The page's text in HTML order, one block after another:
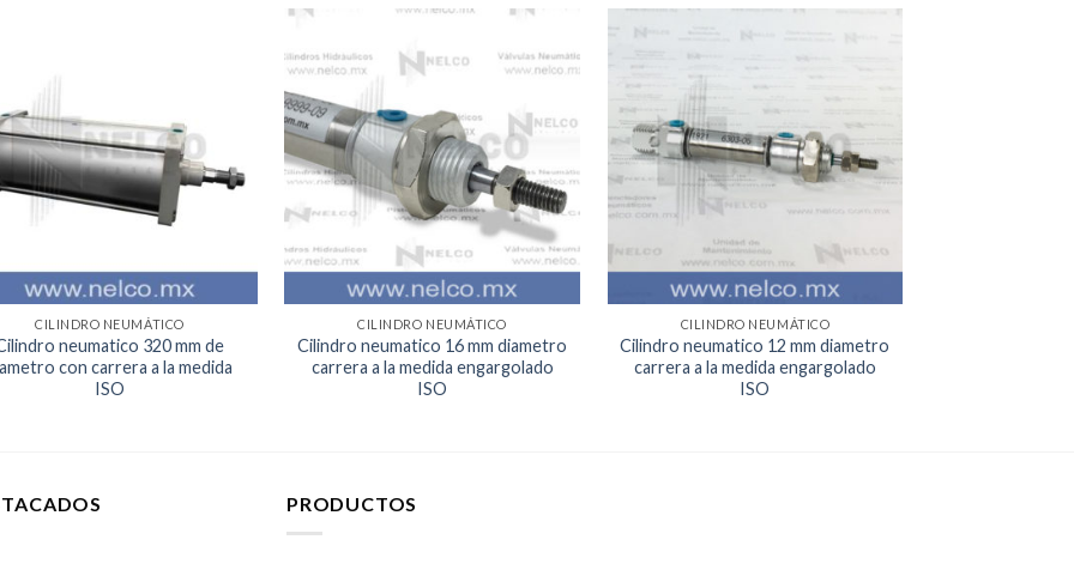
CILINDRO NEUMÁTICO
neumatico 320 mm de
con carrera a la medida
ISO
Agregar
deseos
CILINDRO NEUMÁTICO
Cilindro neumatico 16 mm diametro
carrera a la medida engargolado
ISO
deseos
CILINDRO NEUMÁTICO
Cilindro neumatico 12 mm diametro
carrera a la medida engargolado
ISO
PRODUCTOS